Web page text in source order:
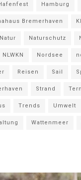
Hamburg
Bremerhaven
Natur Naturschutz
NLWKN Nordsee
Reisen Sail
Strand
Trends Umwelt
Wattenmeer